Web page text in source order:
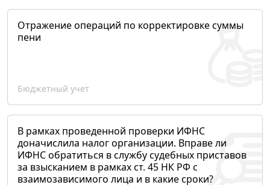
Отражение операций по корректировке суммы
пени
Бюджетный учет
В рамках проведенной проверки ИФНС
доначислила налог организации. Вправе ли
ИФНС обратиться в службу судебных приставов
за взысканием в рамках ст. 45 НК РФ с
взаимозависимого лица и в какие сроки?